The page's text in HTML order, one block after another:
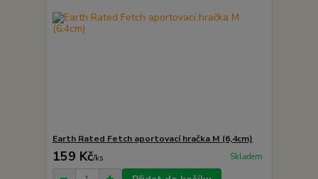
Earth Rated Fetch aportovací hračka M (6,4cm)
159 Kč/ks Skladem